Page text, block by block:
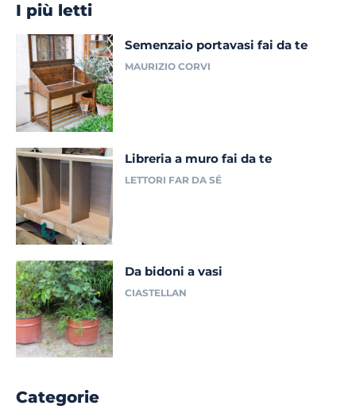
I più letti
Semenzaio portavasi fai da te
MAURIZIO CORVI
Libreria a muro fai da te
LETTORI FAR DA SÉ
Da bidoni a vasi
CIASTELLAN
Categorie